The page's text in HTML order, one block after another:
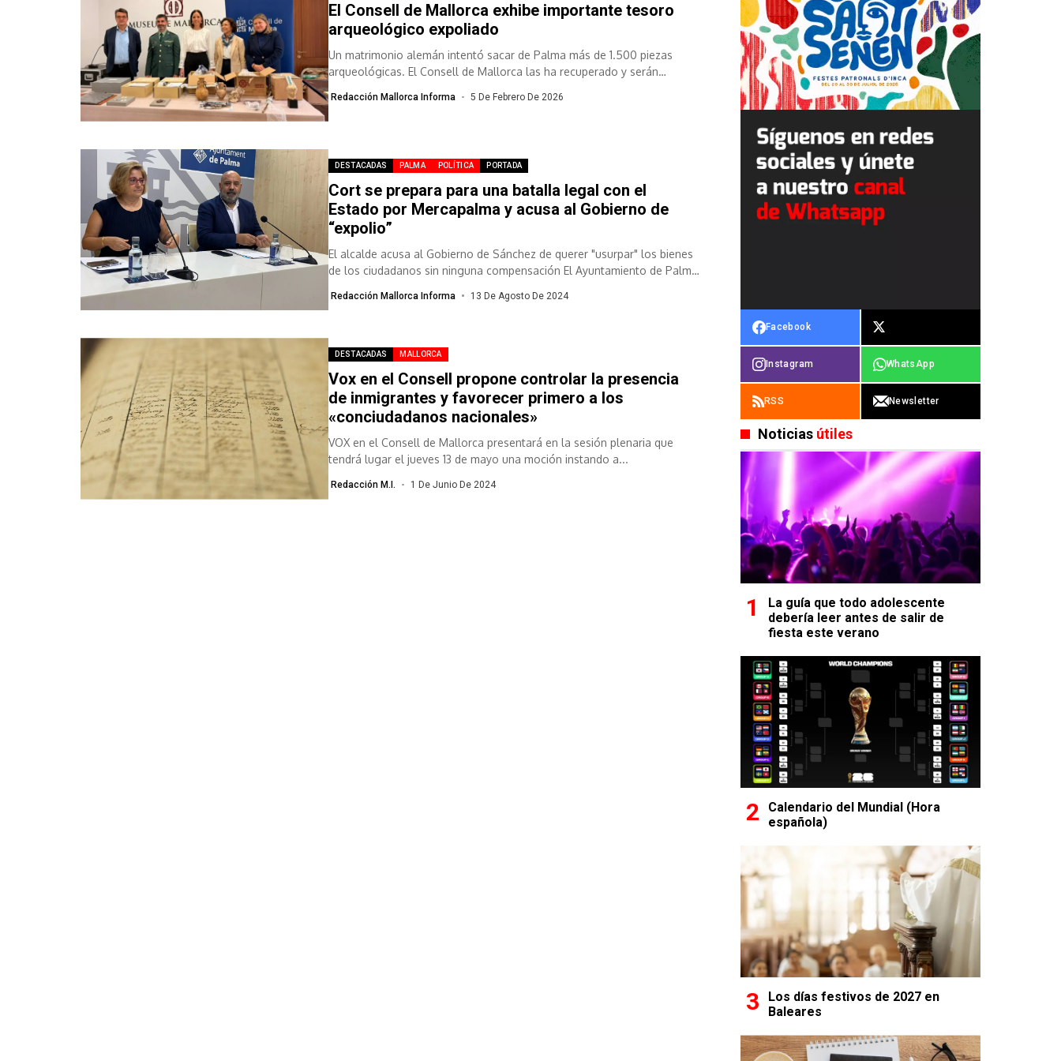
El Consell de Mallorca exhibe importante tesoro
arqueológico expoliado
Un matrimonio alemán intentó sacar de Palma más de 1.500 piezas
arqueológicas. El Consell de Mallorca las ha recuperado y serán
Redacción Mallorca Informa 5 De Febrero De 2026
DESTACADAS PALMA POLÍTICA PORTADA
Cort se prepara para una batalla legal con el
Estado por Mercapalma y acusa al Gobierno de
“expolio”
El alcalde acusa al Gobierno de Sánchez de querer "usurpar" los bienes
de los ciudadanos sin ninguna compensación El Ayuntamiento de Palma
Redacción Mallorca Informa 13 De Agosto De 2024
DESTACADAS MALLORCA
Vox en el Consell propone controlar la presencia
de inmigrantes y favorecer primero a los
«conciudadanos nacionales»
VOX en el Consell de Mallorca presentará en la sesión plenaria que
tendrá lugar el jueves 13 de mayo una moción instando a...
Redacción M.I. 1 De Junio De 2024
Facebook
Instagram WhatsApp
RSS Newsletter
Noticias útiles
La guía que todo adolescente
debería leer antes de salir de
fiesta este verano
Calendario del Mundial (Hora
española)
Los días festivos de 2027 en
Baleares